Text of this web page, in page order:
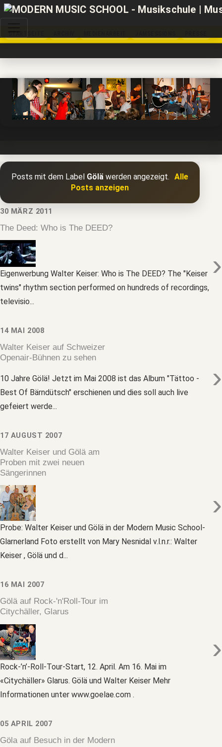
STARTSEITE
Posts mit dem Label Göläwerden angezeigt. Alle
Posts anzeigen
30 MÄRZ 2011
The Deed: Who is The DEED?
›
Eigenwerbung Walter Keiser: Who is The DEED? The "Keiser
twins" rhythm section performed on hundreds of recordings,
televisio...
14 MAI 2008
Walter Keiser auf Schweizer
Openair-Bühnen zu sehen
›
10 Jahre Gölä! Jetzt im Mai 2008 ist das Album "Tättoo -
Best Of Bärndütsch" erschienen und dies soll auch live
gefeiert werde...
17 AUGUST 2007
Walter Keiser und Gölä am
Proben mit zwei neuen
Sängerinnen
›
Probe: Walter Keiser und Gölä in der Modern Music School-
Glarnerland Foto erstellt von Mary Nesnidal v.l.n.r.: Walter
Keiser , Gölä und d...
16 MAI 2007
Gölä auf Rock-'n'Roll-Tour im
Citychäller, Glarus
›
Rock-’n’-Roll-Tour-Start, 12. April. Am 16. Mai im
«Citychäller» Glarus. Gölä und Walter Keiser Mehr
Informationen unter www.goelae.com .
05 APRIL 2007
Göla auf Besuch in der Modern